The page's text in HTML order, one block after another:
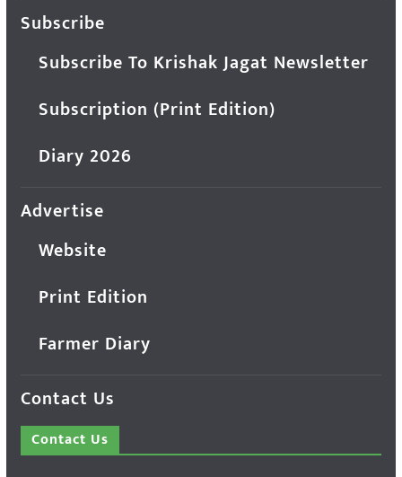
Subscribe
Subscribe To Krishak Jagat Newsletter
Subscription (Print Edition)
Diary 2026
Advertise
Website
Print Edition
Farmer Diary
Contact Us
Contact Us